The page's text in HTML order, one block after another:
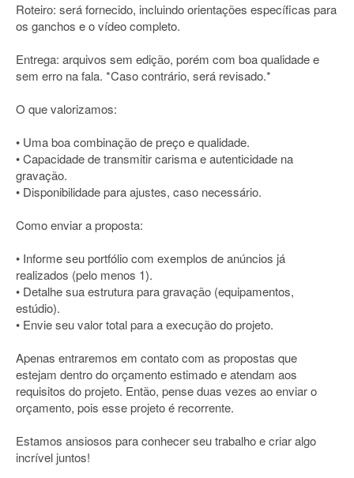
Roteiro: será fornecido, incluindo orientações específicas para
os ganchos e o vídeo completo.
Entrega: arquivos sem edição, porém com boa qualidade e
sem erro na fala. *Caso contrário, será revisado.*
O que valorizamos:
• Uma boa combinação de preço e qualidade.
• Capacidade de transmitir carisma e autenticidade na
gravação.
• Disponibilidade para ajustes, caso necessário.
Como enviar a proposta:
• Informe seu portfólio com exemplos de anúncios já
realizados (pelo menos 1).
• Detalhe sua estrutura para gravação (equipamentos,
estúdio).
• Envie seu valor total para a execução do projeto.
Apenas entraremos em contato com as propostas que
estejam dentro do orçamento estimado e atendam aos
requisitos do projeto. Então, pense duas vezes ao enviar o
orçamento, pois esse projeto é recorrente.
Estamos ansiosos para conhecer seu trabalho e criar algo
incrível juntos!